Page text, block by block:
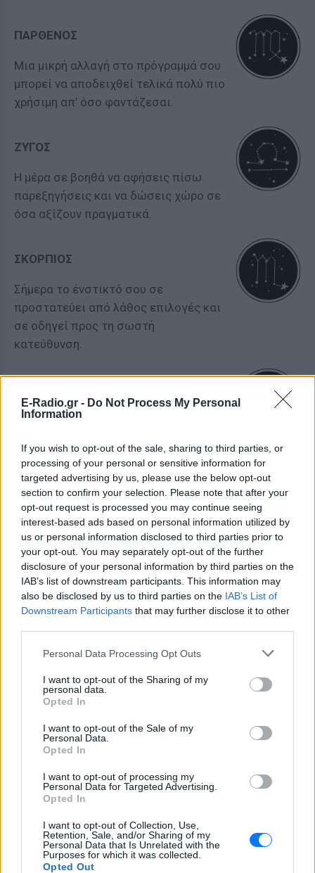
E-Radio.gr - Do Not Process My Personal
Information
If you wish to opt-out of the sale, sharing to third parties, or
processing of your personal or sensitive information for
targeted advertising by us, please use the below opt-out
section to confirm your selection. Please note that after your
opt-out request is processed you may continue seeing
interest-based ads based on personal information utilized by
us or personal information disclosed to third parties prior to
your opt-out. You may separately opt-out of the further
disclosure of your personal information by third parties on the
IAB’s list of downstream participants. This information may
also be disclosed by us to third parties on the IAB’s List of
Downstream Participants that may further disclose it to other
Personal Data Processing Opt Outs
I want to opt-out of the Sharing of my
personal data.
Opted In
I want to opt-out of the Sale of my
Personal Data.
Opted In
I want to opt-out of processing my
Personal Data for Targeted Advertising.
Opted In
I want to opt-out of Collection, Use,
Retention, Sale, and/or Sharing of my
Personal Data that Is Unrelated with the
Purposes for which it was collected.
Opted Out
ΠΑΡΘΕΝΟΣ
Μια μικρή αλλαγή στο πρόγραμμά σου
μπορεί να αποδειχθεί τελικά πολύ πιο
χρήσιμη απ’ όσο φαντάζεσαι.
ΖΥΓΟΣ
Η μέρα σε βοηθά να αφήσεις πίσω
παρεξηγήσεις και να δώσεις χώρο σε
όσα αξίζουν πραγματικά.
ΣΚΟΡΠΙΟΣ
Σήμερα το ένστικτό σου σε
προστατεύει από λάθος επιλογές και
σε οδηγεί προς τη σωστή
κατεύθυνση.
Η 13/6 φέρνει αυθορμητισμό,
σε βγάλει από τη συνηθισμένη
διαδρομή.
ΑΙΓΟΚΕΡΩΣ
Σήμερα οργανώνεις καλύτερα τα
επόμενα βήματά σου και αποκτάς
μεγαλύτερη σιγουριά για τις
αποφάσεις σου.
ΥΔΡΟΧΟΟΣ
Μια απρόβλεπτη συνάντηση ή μια νέα
ιδέα σήμερα μπορεί να σε βάλει σε
Η μέρα σε βοηθά να απομακρυνθείς
πιο αισιόδοξα όσα έρχονται.